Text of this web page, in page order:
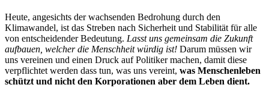
Heute, angesichts der wachsenden Bedrohung durch den
Klimawandel, ist das Streben nach Sicherheit und Stabilität für alle
von entscheidender Bedeutung. Lasst uns gemeinsam die Zukunft
aufbauen, welcher die Menschheit würdig ist! Darum müssen wir
uns vereinen und einen Druck auf Politiker machen, damit diese
verpflichtet werden dass tun, was uns vereint, was Menschenleben
schützt und nicht den Korporationen aber dem Leben dient.